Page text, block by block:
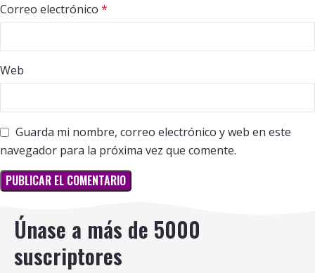
Correo electrónico *
Web
Guarda mi nombre, correo electrónico y web en este
navegador para la próxima vez que comente.
Únase a más de 5000
suscriptores